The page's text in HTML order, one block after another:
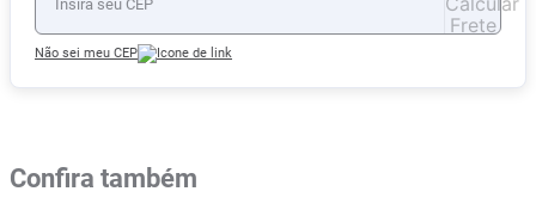
Não sei meu CEP
Confira também